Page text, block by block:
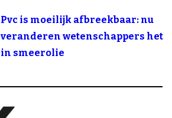
Pvc is moeilijk afbreekbaar: nu
veranderen wetenschappers het
in smeerolie